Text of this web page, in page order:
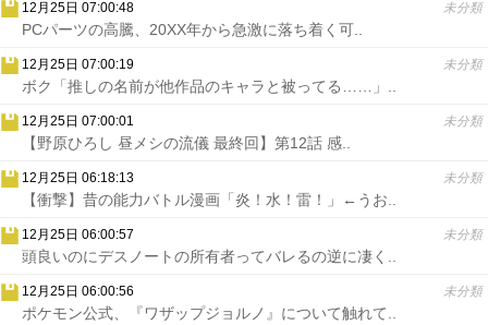
12月25日 07:00:48 未分類
PCパーツの高騰、20XX年から急激に落ち着く可..
12月25日 07:00:19 未分類
ボク「推しの名前が他作品のキャラと被ってる……」..
12月25日 07:00:01 未分類
【野原ひろし 昼メシの流儀 最終回】第12話 感..
12月25日 06:18:13 未分類
【衝撃】昔の能力バトル漫画「炎！水！雷！」←うお..
12月25日 06:00:57 未分類
頭良いのにデスノートの所有者ってバレるの逆に凄く..
12月25日 06:00:56 未分類
ポケモン公式、『ワザップジョルノ』について触れて..